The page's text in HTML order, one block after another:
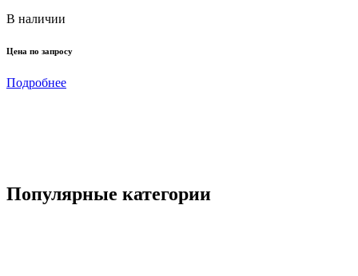
В наличии
Цена по запросу
Подробнее
Популярные категории